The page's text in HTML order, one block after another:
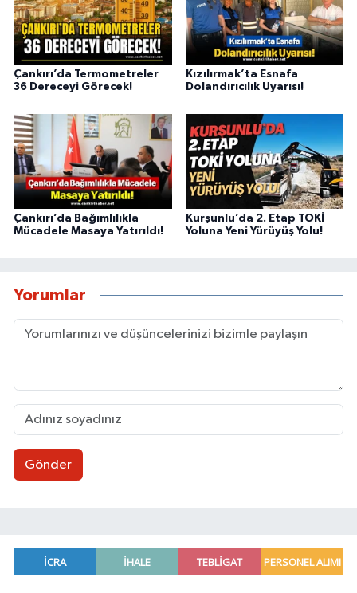
Çankırı’da Termometreler
36 Dereceyi Görecek!
Kızılırmak’ta Esnafa
Dolandırıcılık Uyarısı!
Çankırı’da Bağımlılıkla
Mücadele Masaya Yatırıldı!
Kurşunlu’da 2. Etap TOKİ
Yoluna Yeni Yürüyüş Yolu!
Yorumlar
Gönder